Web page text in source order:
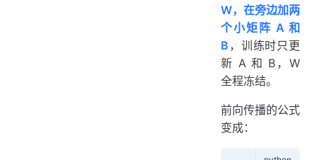
W，在旁边加两
个小矩阵 A 和
B ，训练时只更
新 A 和 B，W
全程冻结。
前向传播的公式
变成：